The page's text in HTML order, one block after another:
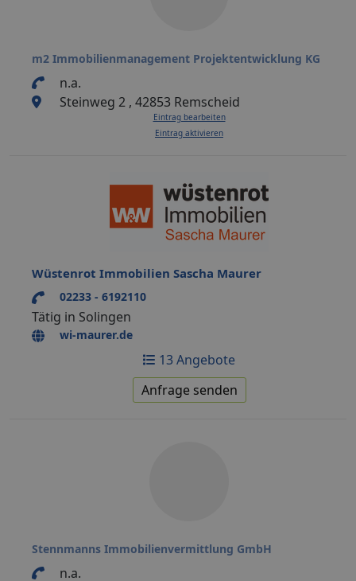
m2 Immobilienmanagement Projektentwicklung KG
n.a.
Steinweg 2 , 42853 Remscheid
Eintrag bearbeiten
Eintrag aktivieren
Wüstenrot Immobilien Sascha Maurer
02233 - 6192110
Tätig in Solingen
wi-maurer.de
13 Angebote
Anfrage senden
Stennmanns Immobilienvermittlung GmbH
n.a.